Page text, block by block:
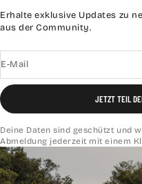
Erhalte exklusive Updates zu
aus der Community.
E-Mail
JETZT TEIL
Deine Daten sind geschützt und
Abmeldung jederzeit mit einem